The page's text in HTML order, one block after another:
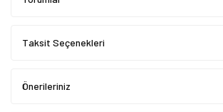
Taksit Seçenekleri
Önerileriniz